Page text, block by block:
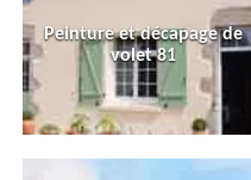
Peinture et décapage de
volet 81